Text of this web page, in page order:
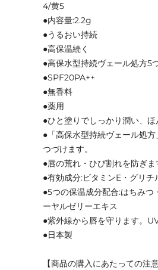
4/黄5
●内容量:2.2g
●うるおい持続
●高保温続く
●高保水型持続ヴェール処方5
●SPF20PA++
●無香料
●薬用
●ひと塗りでしっかり潤い、
●「高保水型持続ヴェール処
つづけます。
●唇の荒れ・ひび割れを防ぎま
●有効成分:ビタミンE・グリ
●5つの保温成分配合:はちみ
ーヤルゼリーエキス
●紫外線から唇を守ります。
●日本製
【商品の購入にあたっての注意